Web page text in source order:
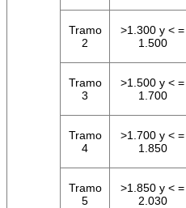
Tramo
2
>1.300 y < =
1.500
Tramo
3
>1.500 y < =
1.700
Tramo
4
>1.700 y < =
1.850
Tramo
5
>1.850 y < =
2.030